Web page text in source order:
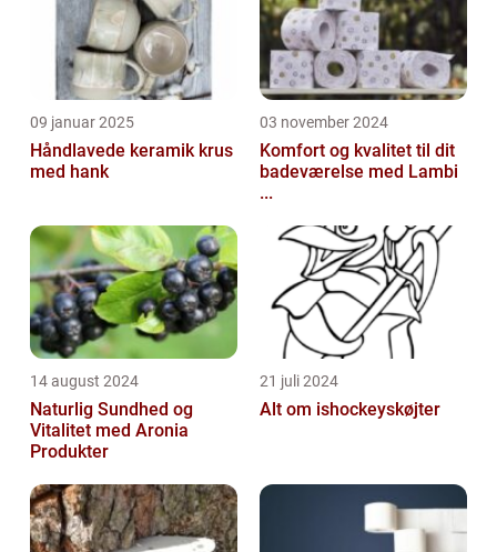
09 januar 2025
Håndlavede keramik krus
med hank
03 november 2024
Komfort og kvalitet til dit
badeværelse med Lambi
...
14 august 2024
Naturlig Sundhed og
Vitalitet med Aronia
Produkter
21 juli 2024
Alt om ishockeyskøjter